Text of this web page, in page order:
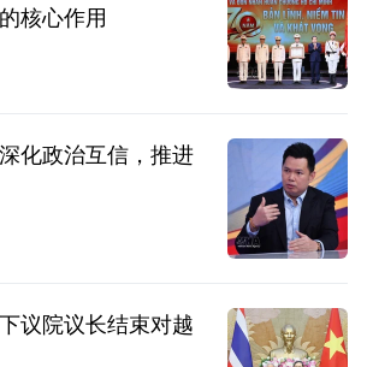
核心作用
化政治互信，推进
议院议长结束对越